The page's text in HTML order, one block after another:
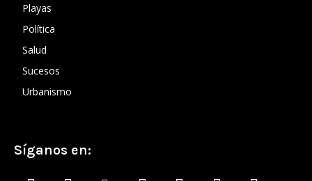
Playas
Política
Salud
Sucesos
Urbanismo
Síganos en: